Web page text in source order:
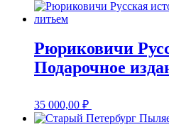
Рюриковичи
Подарочное
35 000,00 ₽